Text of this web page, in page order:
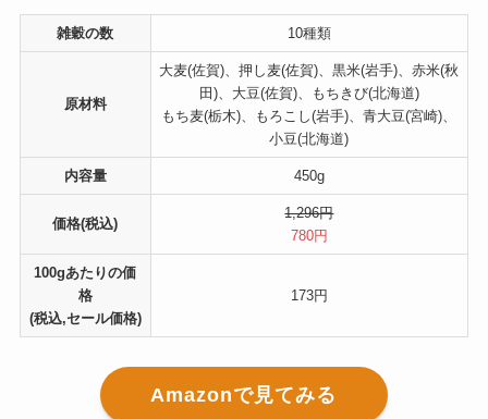
雑穀の数 10種類
原材料
大麦(佐賀)、押し麦(佐賀)、黒米(岩手)、赤米(秋
田)、大豆(佐賀)、もちきび(北海道)
もち麦(栃木)、もろこし(岩手)、青大豆(宮崎)、
小豆(北海道)
内容量 450g
価格(税込)
1,296円
780円
100gあたりの価
格
(税込,セール価格)
173円
Amazonで見てみる